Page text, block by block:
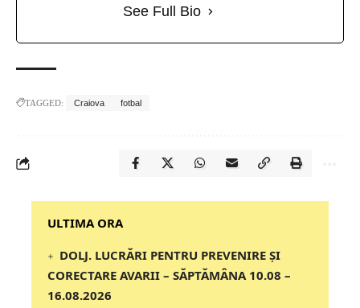
See Full Bio
TAGGED: Craiova fotbal
‎‎‎‎‎‎‎ULTIMA ORA
DOLJ. LUCRĂRI PENTRU PREVENIRE ȘI
CORECTARE AVARII – SĂPTĂMÂNA 10.08 –
16.08.2026